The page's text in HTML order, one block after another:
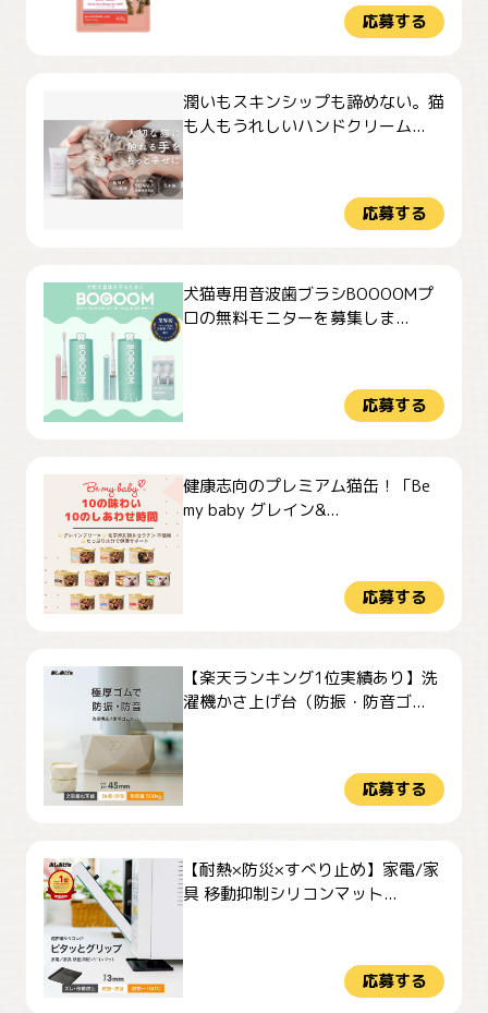
応募する
潤いもスキンシップも諦めない。猫
も人もうれしいハンドクリーム...
応募する
犬猫専用音波歯ブラシBOOOOMプ
ロの無料モニターを募集しま...
応募する
健康志向のプレミアム猫缶！「Be
my baby グレイン&...
応募する
【楽天ランキング1位実績あり】洗
濯機かさ上げ台（防振・防音ゴ...
応募する
【耐熱×防災×すべり止め】家電/家
具 移動抑制シリコンマット...
応募する